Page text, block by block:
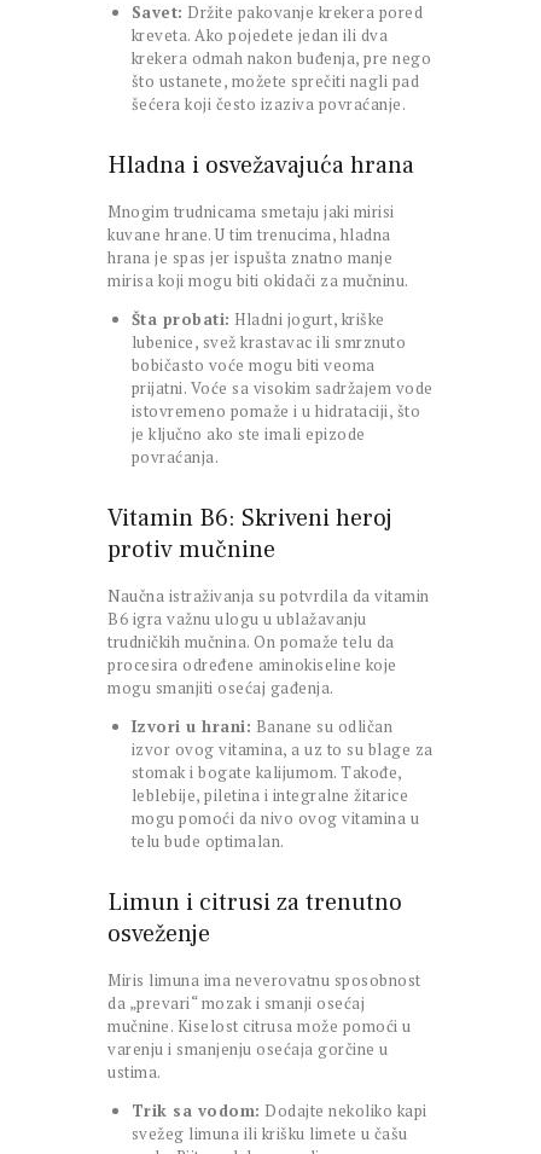
Savet: Držite pakovanje krekera pored
kreveta. Ako pojedete jedan ili dva
krekera odmah nakon buđenja, pre nego
što ustanete, možete sprečiti nagli pad
šećera koji često izaziva povraćanje.
Hladna i osvežavajuća hrana
Mnogim trudnicama smetaju jaki mirisi
kuvane hrane. U tim trenucima, hladna
hrana je spas jer ispušta znatno manje
mirisa koji mogu biti okidači za mučninu.
Šta probati: Hladni jogurt, kriške
lubenice, svež krastavac ili smrznuto
bobičasto voće mogu biti veoma
prijatni. Voće sa visokim sadržajem vode
istovremeno pomaže i u hidrataciji, što
je ključno ako ste imali epizode
povraćanja.
Vitamin B6: Skriveni heroj
protiv mučnine
Naučna istraživanja su potvrdila da vitamin
B6 igra važnu ulogu u ublažavanju
trudničkih mučnina. On pomaže telu da
procesira određene aminokiseline koje
mogu smanjiti osećaj gađenja.
Izvori u hrani: Banane su odličan
izvor ovog vitamina, a uz to su blage za
stomak i bogate kalijumom. Takođe,
leblebije, piletina i integralne žitarice
mogu pomoći da nivo ovog vitamina u
telu bude optimalan.
Limun i citrusi za trenutno
osveženje
Miris limuna ima neverovatnu sposobnost
da „prevari“ mozak i smanji osećaj
mučnine. Kiselost citrusa može pomoći u
varenju i smanjenju osećaja gorčine u
ustima.
Trik sa vodom: Dodajte nekoliko kapi
svežeg limuna ili krišku limete u čašu